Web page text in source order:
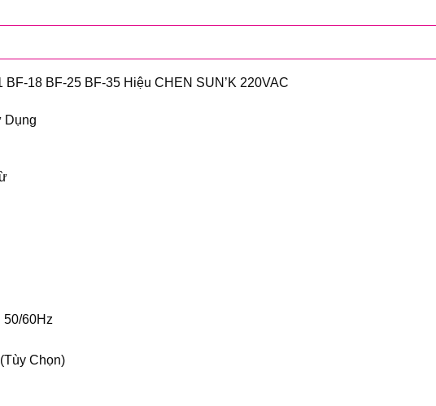
18 BF-25 BF-35 Hiệu CHEN SUN’K 220VAC
Dụng
60Hz
Chọn)